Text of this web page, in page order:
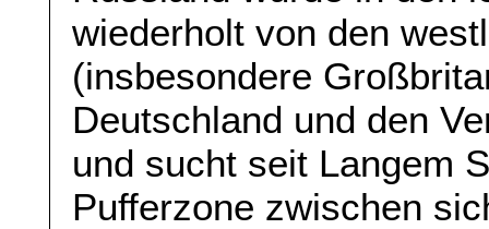
wiederholt von den
(insbesondere
Deutschland und den
und sucht seit Langem
Pufferzone zwischen